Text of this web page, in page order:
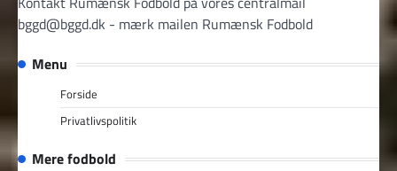
bggd@bggd.dk - mærk mailen Rumænsk Fodbold
Menu
Forside
Privatlivspolitik
Mere fodbold